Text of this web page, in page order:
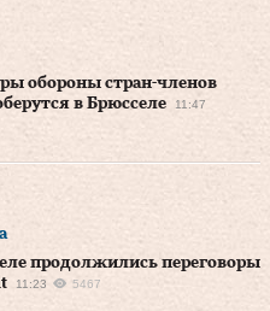
обороны стран-членов
в Брюсселе
11:47
продолжились переговоры
11:23 5467